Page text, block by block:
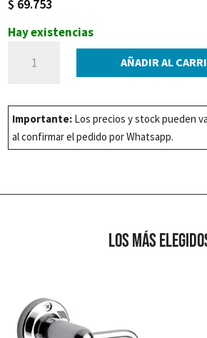
$ 69.753
Hay existencias
ROMBO
DOBLE
GRANDE
cantidad
AÑADIR AL
Importante: Los precios y stock pueden
al confirmar el pedido por Whatsapp.
los más